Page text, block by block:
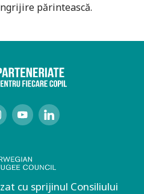
părintească.
cu sprijinul Consiliului